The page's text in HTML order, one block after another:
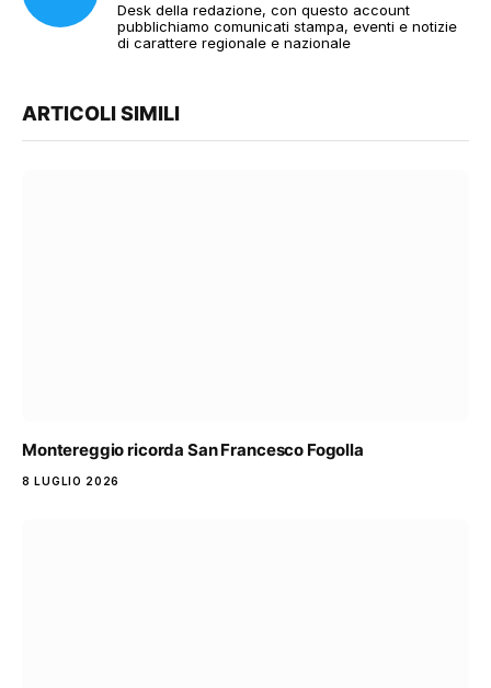
Desk della redazione, con questo account
pubblichiamo comunicati stampa, eventi e notizie
di carattere regionale e nazionale
ARTICOLI SIMILI
Montereggio ricorda San Francesco Fogolla
8 LUGLIO 2026